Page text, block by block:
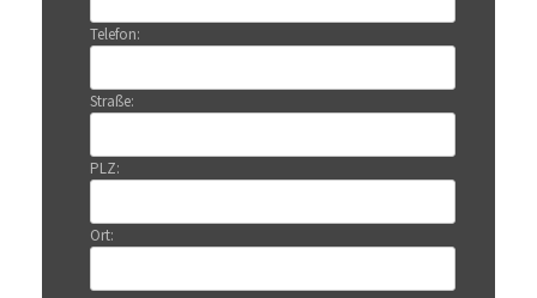
Telefon:
Straße:
PLZ:
Ort: